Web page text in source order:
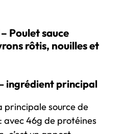
Poulet sauce
rôtis, nouilles et
ingrédient principal
principale source de
avec 46g de protéines